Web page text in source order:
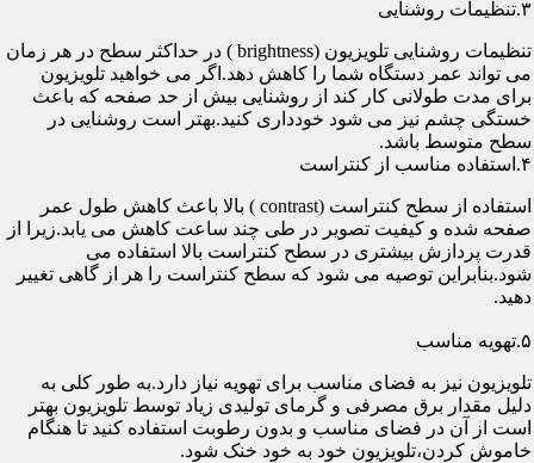
۳.تنظیمات روشنایی
تنظیمات روشنایی تلویزیون (brightness ) در حداکثر سطح در هر زمان
می تواند عمر دستگاه شما را کاهش دهد.اگر می خواهید تلویزیون
برای مدت طولانی کار کند از روشنایی بیش از حد صفحه که باعث
خستگی چشم نیز می شود خودداری کنید.بهتر است روشنایی در
سطح متوسط باشد.
۴.استفاده مناسب از کنتراست
استفاده از سطح کنتراست (contrast ) بالا باعث کاهش طول عمر
صفحه شده و کیفیت تصویر در طی چند ساعت کاهش می یابد.زیرا از
قدرت پردازش بیشتری در سطح کنتراست بالا استفاده می
شود.بنابراین توصیه می شود که سطح کنتراست را هر از گاهی تغییر
دهید.
۵.تهویه مناسب
تلویزیون نیز به فضای مناسب برای تهویه نیاز دارد.به طور کلی به
دلیل مقدار برق مصرفی و گرمای تولیدی زیاد توسط تلویزیون بهتر
است از آن در فضای مناسب و بدون رطوبت استفاده کنید تا هنگام
خاموش کردن،تلویزیون خود به خود خنک شود.